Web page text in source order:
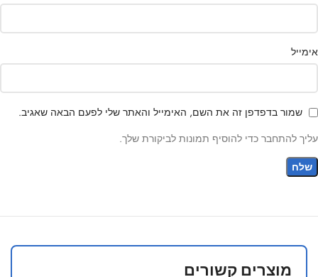
אימייל
שמור בדפדפן זה את השם, האימייל והאתר שלי לפעם הבאה שאגיב.
עליך להתחבר כדי להוסיף תמונות לביקורת שלך.
מוצרים קשורים